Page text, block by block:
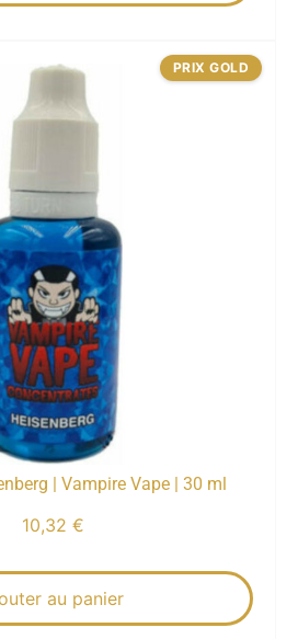
| Vampire Vape | 30 ml
10,32 €
au panier
PRIX GOLD